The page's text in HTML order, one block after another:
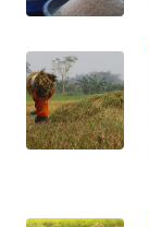
UTARA
WN
SAMOSIR
WN